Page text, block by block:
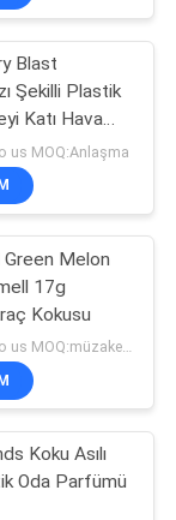
Blast
Şekilli Plastik
Katı Hava
us MOQ:Anlaşma
Melon
17g
Kokusu
Pls inquiry to us MOQ:müzakere
Koku Asılı
Oda Parfümü